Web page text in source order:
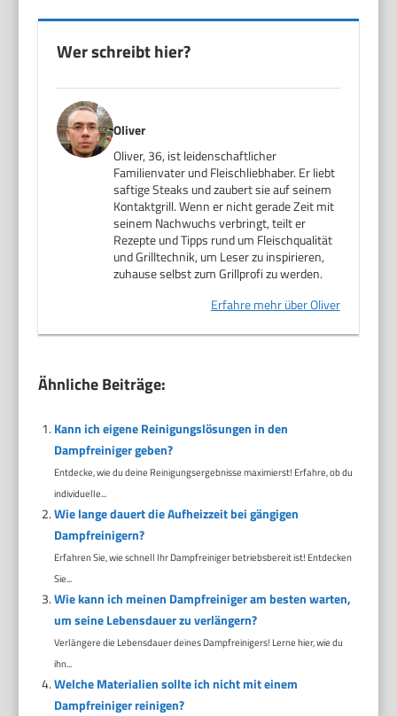
Wer schreibt hier?
Oliver
Oliver, 36, ist leidenschaftlicher
Familienvater und Fleischliebhaber. Er liebt
saftige Steaks und zaubert sie auf seinem
Kontaktgrill. Wenn er nicht gerade Zeit mit
seinem Nachwuchs verbringt, teilt er
Rezepte und Tipps rund um Fleischqualität
und Grilltechnik, um Leser zu inspirieren,
zuhause selbst zum Grillprofi zu werden.
Erfahre mehr über Oliver
Ähnliche Beiträge:
Kann ich eigene Reinigungslösungen in den
Dampfreiniger geben?
Entdecke, wie du deine Reinigungsergebnisse maximierst! Erfahre, ob du
individuelle...
Wie lange dauert die Aufheizzeit bei gängigen
Dampfreinigern?
Erfahren Sie, wie schnell Ihr Dampfreiniger betriebsbereit ist! Entdecken
Sie...
Wie kann ich meinen Dampfreiniger am besten warten,
um seine Lebensdauer zu verlängern?
Verlängere die Lebensdauer deines Dampfreinigers! Lerne hier, wie du
ihn...
Welche Materialien sollte ich nicht mit einem
Dampfreiniger reinigen?